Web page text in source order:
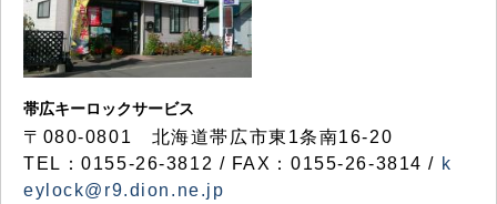
帯広キーロックサービス
〒080-0801 北海道帯広市東1条南16-20
TEL：0155-26-3812 / FAX：0155-26-3814 / k
eylock@r9.dion.ne.jp